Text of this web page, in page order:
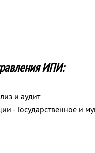
ИПИ:
и аудит
- Государственное и